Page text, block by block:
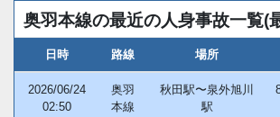
奥羽本線の最近の人身事故一覧(
日時 路線 場所
2026/06/24
02:50
奥羽
本線
秋田駅〜泉外旭川
駅